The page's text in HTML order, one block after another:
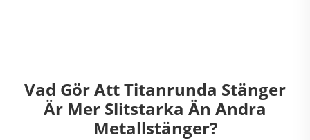
Vad Gör Att Titanrunda Stänger
Är Mer Slitstarka Än Andra
Metallstänger?